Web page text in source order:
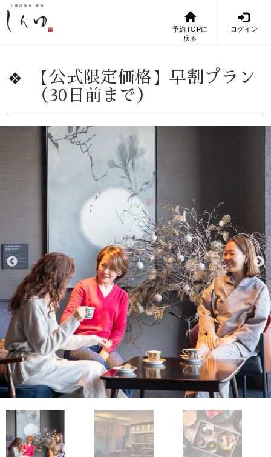
予約TOPに
戻る
ログイン
【公式限定価格】早割プラン
（30日前まで）